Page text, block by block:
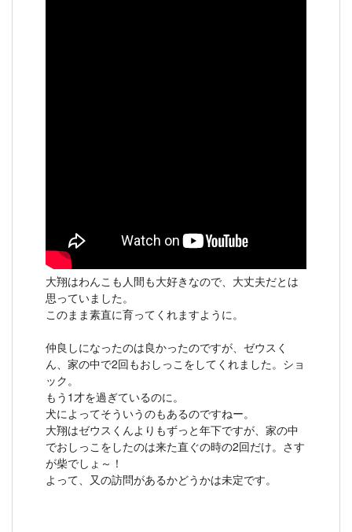
大翔はわんこも人間も大好きなので、大丈夫だとは
思っていました。
このまま素直に育ってくれますように。
仲良しになったのは良かったのですが、ゼウスく
ん、家の中で2回もおしっこをしてくれました。ショ
ック。
もう1才を過ぎているのに。
犬によってそういうのもあるのですねー。
大翔はゼウスくんよりもずっと年下ですが、家の中
でおしっこをしたのは来た直ぐの時の2回だけ。さす
が柴でしょ～！
よって、又の訪問があるかどうかは未定です。